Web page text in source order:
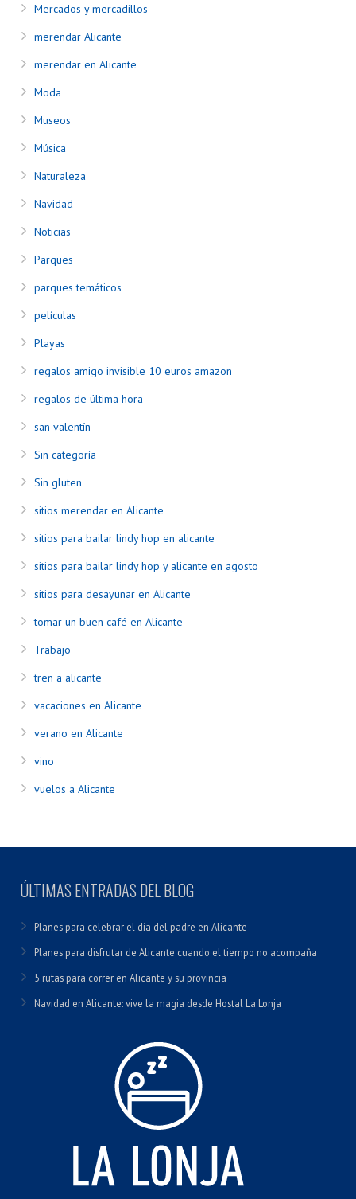
Mercados y mercadillos
merendar Alicante
merendar en Alicante
Moda
Museos
Música
Naturaleza
Navidad
Noticias
Parques
parques temáticos
películas
Playas
regalos amigo invisible 10 euros amazon
regalos de última hora
san valentín
Sin categoría
Sin gluten
sitios merendar en Alicante
sitios para bailar lindy hop en alicante
sitios para bailar lindy hop y alicante en agosto
sitios para desayunar en Alicante
tomar un buen café en Alicante
Trabajo
tren a alicante
vacaciones en Alicante
verano en Alicante
vino
vuelos a Alicante
ÚLTIMAS ENTRADAS DEL BLOG
Planes para celebrar el día del padre en Alicante
Planes para disfrutar de Alicante cuando el tiempo no acompaña
5 rutas para correr en Alicante y su provincia
Navidad en Alicante: vive la magia desde Hostal La Lonja